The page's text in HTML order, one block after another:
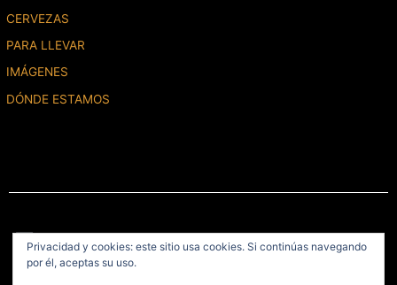
CERVEZAS
PARA LLEVAR
IMÁGENES
DÓNDE ESTAMOS
Menú
Privacidad y cookies: este sitio usa cookies. Si continúas navegando
por él, aceptas su uso.